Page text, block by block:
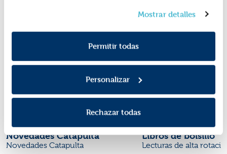
consentimiento en cualquier momento. Para más
información consulta laPolítica de Cookiesy la
Política de Privacidad.
Mostrar detalles
Permitir todas
Personalizar
Rechazar todas
Novedades Catapulta
Novedades Catapulta
Libros de bolsillo
Lecturas de alta